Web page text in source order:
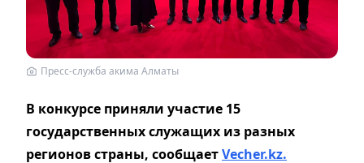
Пресс-служба акима Алматы
В конкурсе приняли участие 15
государственных служащих из разных
регионов страны, сообщаетVecher.kz.